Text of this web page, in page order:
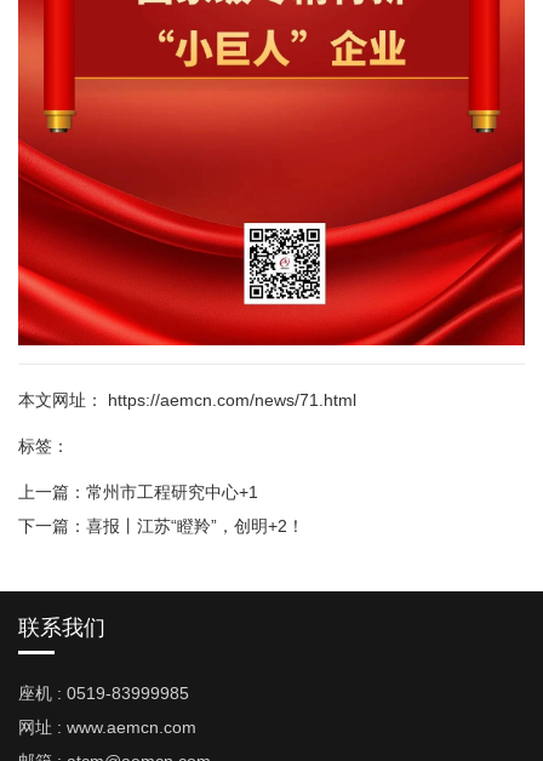
本文网址： https://aemcn.com/news/71.html
标签：
上一篇： 常州市工程研究中心+1
下一篇： 喜报丨江苏“瞪羚”，创明+2！
联系我们
座机 : 0519-83999985
网址 : www.aemcn.com